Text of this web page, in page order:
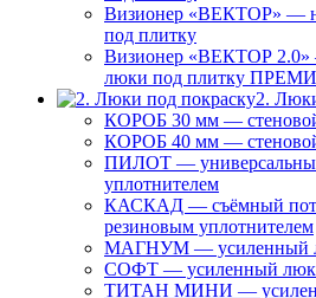
Визионер «ВЕКТОР» —
под плитку
Визионер «ВЕКТОР
люки под плитку
2.
КОРОБ 30 мм —
КОРОБ 40 мм —
ПИЛОТ —
уплотнителем
КАСКАД — съёмный
резиновым уплотнителем
МАГНУМ — усиленный
СОФТ — усиленный люк-
ТИТАН МИНИ —